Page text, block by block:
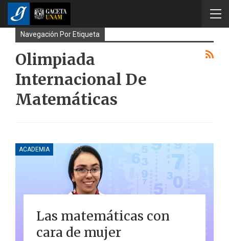
Navegación Por Etiqueta
Olimpiada
Internacional De
Matemáticas
ACADEMIA
Las matemáticas con
cara de mujer